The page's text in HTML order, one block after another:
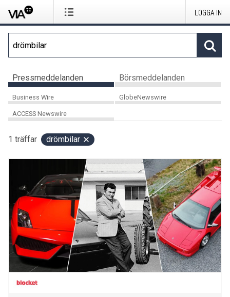
LOGGA IN
Pressmeddelanden Börsmeddelanden
Business Wire GlobeNewswire
ACCESS Newswire
1 träffar drömbilar